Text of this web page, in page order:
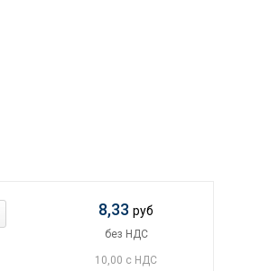
8,33руб
без НДС
10,00 с НДС